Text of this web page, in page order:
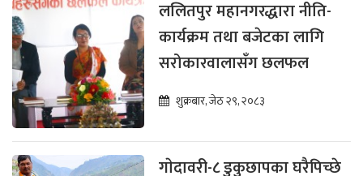
ललितपुर महानगरद्धारा नीति-
कार्यक्रम तथा बजेटका लागि
सरोकारवालासँग छलफल
शुक्रबार, जेठ २९, २०८३
गाेदावरी-८ डुकुछापका घरैपिच्छे